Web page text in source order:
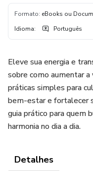
Formato: eBooks ou
Idioma: Português
Eleve sua energia e
sobre como aumentar a
práticas simples para
bem-estar e fortalecer
guia prático para quem
harmonia no dia a dia.
Detalhes